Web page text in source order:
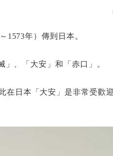
1573年）傳到日本。
」、「大安」和「赤口」。
日本「大安」是非常受歡